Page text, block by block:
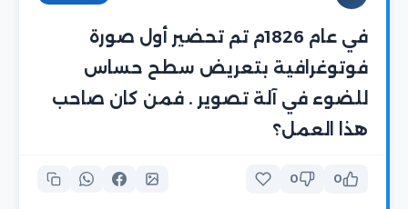
في عام 1826م تم تحضير أول صورة
فوتوغرافية بتعريض سطح حساس
للضوء في آلة تصوير . فمن كان صاحب
هذا العمل؟
0
0